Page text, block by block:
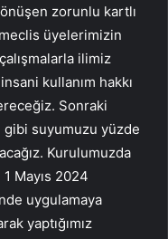
zorunlu kartlı
üyelerimizin
ilimiz
kullanım hakkı
Sonraki
suyumuzu yüzde
Kurulumuzda
Mayıs 2024
uygulamaya
yaptığımız